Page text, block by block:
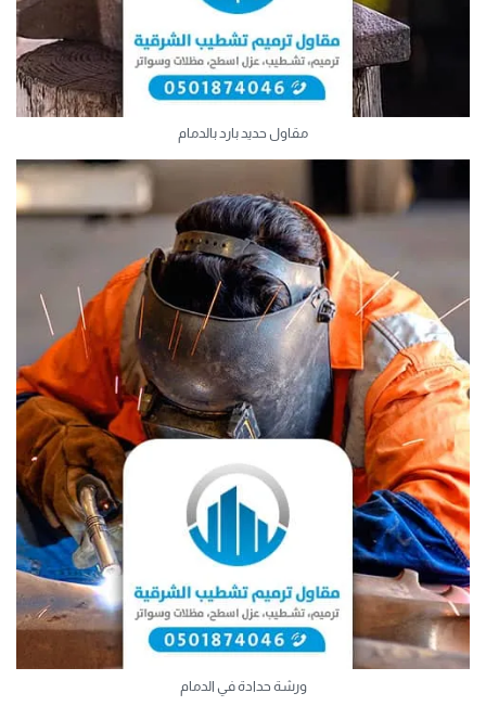
مقاول حديد بارد بالدمام
ورشة حدادة في الدمام